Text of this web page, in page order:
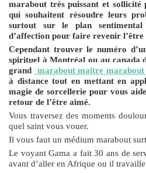
marabout très puissant et sollicité
qui souhaitent résoudre leurs
surtout sur le plan
d’affection pour faire revenir l’être
Cependant trouver le numéro
spirituel à Montréal ou au canada
grand marabout maître marabout
à distance tout en mettant en
magie de sorcellerie pour vous
retour de l’être aimé.
Vous traversez des moments
quel saint vous vouer.
Il vous faut un médium marabout
Le voyant Gama a fait 30 ans de
avant d’aller en Afrique ou il